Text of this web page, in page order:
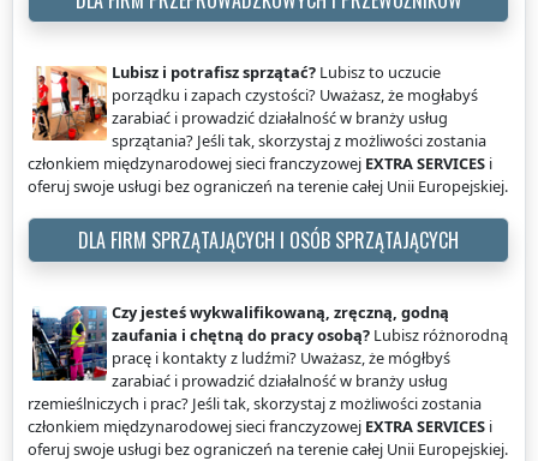
Lubisz i potrafisz sprzątać? Lubisz to uczucie
porządku i zapach czystości? Uważasz, że mogłabyś
zarabiać i prowadzić działalność w branży usług
sprzątania? Jeśli tak, skorzystaj z możliwości zostania
członkiem międzynarodowej sieci franczyzowej EXTRA SERVICES i
oferuj swoje usługi bez ograniczeń na terenie całej Unii Europejskiej.
DLA FIRM SPRZĄTAJĄCYCH I OSÓB SPRZĄTAJĄCYCH
Czy jesteś wykwalifikowaną, zręczną, godną
zaufania i chętną do pracy osobą? Lubisz różnorodną
pracę i kontakty z ludźmi? Uważasz, że mógłbyś
zarabiać i prowadzić działalność w branży usług
rzemieślniczych i prac? Jeśli tak, skorzystaj z możliwości zostania
członkiem międzynarodowej sieci franczyzowej EXTRA SERVICES i
oferuj swoje usługi bez ograniczeń na terenie całej Unii Europejskiej.